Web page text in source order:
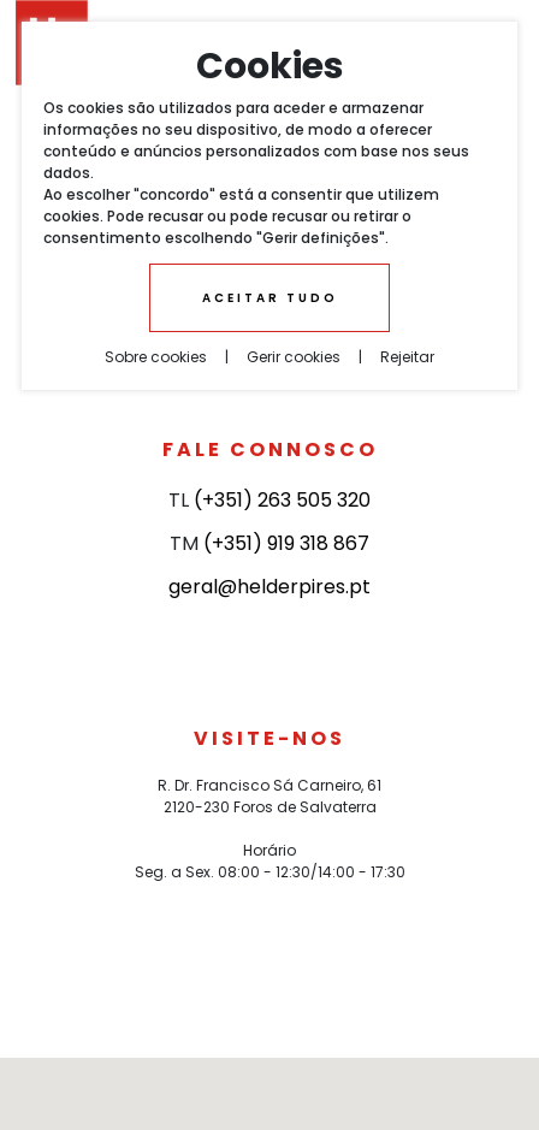
VOLTAR
CONTACTOS
FALE
CONNOSCO
FALE CONNOSCO
TL (+351) 263 505 320
TM (+351) 919 318 867
geral@helderpires.pt
VISITE-NOS
R. Dr. Francisco Sá Carneiro, 61
2120-230 Foros de Salvaterra
Horário
Seg. a Sex. 08:00 - 12:30/14:00 - 17:30
Cookies
Os cookies são utilizados para aceder e armazenar
informações no seu dispositivo, de modo a oferecer
conteúdo e anúncios personalizados com base nos seus
dados.
Ao escolher "concordo" está a consentir que utilizem
cookies. Pode recusar ou pode recusar ou retirar o
consentimento escolhendo "Gerir definições".
ACEITAR TUDO
Sobre cookies | Gerir cookies | Rejeitar